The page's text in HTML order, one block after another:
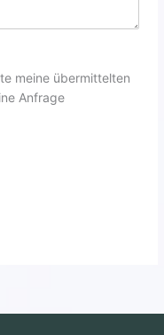
meine übermittelten
Anfrage